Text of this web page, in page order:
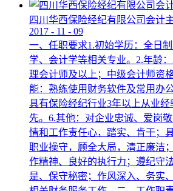
四川华西保险经纪有限公司会计
2017 - 11 - 09
一、任职要求1.初始学历：全日
学、会计学等相关专业。2.年龄
理会计师及以上；中级会计师资
能：熟练使用财务软件及常用办
具有保险经纪行业3年以上从业
先。6.其他：对企业忠诚、爱岗
情和工作责任心，踏实、肯干；
职业操守，顾全大局，清正廉洁
作精神、良好的执行力；遵纪守
是、保守秘密；作风深入、务实